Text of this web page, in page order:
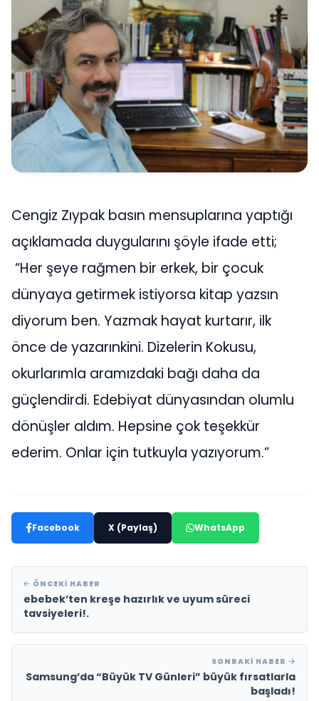
Cengiz Zıypak basın mensuplarına yaptığı
açıklamada duygularını şöyle ifade etti;
“Her şeye rağmen bir erkek, bir çocuk
dünyaya getirmek istiyorsa kitap yazsın
diyorum ben. Yazmak hayat kurtarır, ilk
önce de yazarınkini. Dizelerin Kokusu,
okurlarımla aramızdaki bağı daha da
güçlendirdi. Edebiyat dünyasından olumlu
dönüşler aldım. Hepsine çok teşekkür
ederim. Onlar için tutkuyla yazıyorum.”
Facebook X (Paylaş) WhatsApp
ÖNCEKI HABER
ebebek’ten kreşe hazırlık ve uyum süreci
tavsiyeleri!.
SONRAKI HABER
Samsung’da “Büyük TV Günleri” büyük fırsatlarla
başladı!